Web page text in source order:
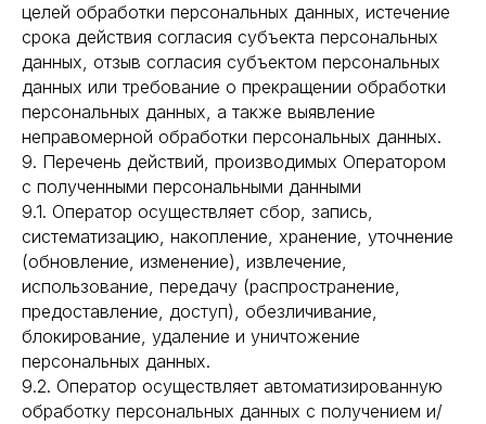
целей обработки персональных данных, истечение
срока действия согласия субъекта персональных
данных, отзыв согласия субъектом персональных
данных или требование о прекращении обработки
персональных данных, а также выявление
неправомерной обработки персональных данных.
9. Перечень действий, производимых Оператором
с полученными персональными данными
9.1. Оператор осуществляет сбор, запись,
систематизацию, накопление, хранение, уточнение
(обновление, изменение), извлечение,
использование, передачу (распространение,
предоставление, доступ), обезличивание,
блокирование, удаление и уничтожение
персональных данных.
9.2. Оператор осуществляет автоматизированную
обработку персональных данных с получением и/